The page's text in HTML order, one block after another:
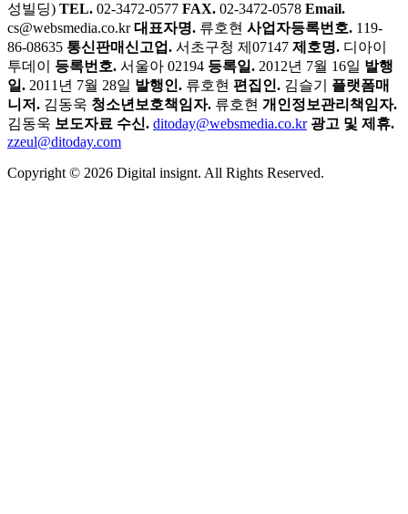
성빌딩) TEL. 02-3472-0577 FAX. 02-3472-0578 Email.
cs@websmedia.co.kr 대표자명. 류호현 사업자등록번호. 119-
86-08635 통신판매신고업. 서초구청 제07147 제호명. 디아이
투데이
등록번호. 서울아 02194 등록일. 2012년 7월 16일 발행
일. 2011년 7월 28일 발행인. 류호현 편집인. 김슬기
플랫폼매
니저. 김동욱 청소년보호책임자. 류호현 개인정보관리책임자.
김동욱 보도자료 수신. ditoday@websmedia.co.kr 광고 및 제휴.
zzeul@ditoday.com
Copyright © 2026 Digital insignt. All Rights Reserved.